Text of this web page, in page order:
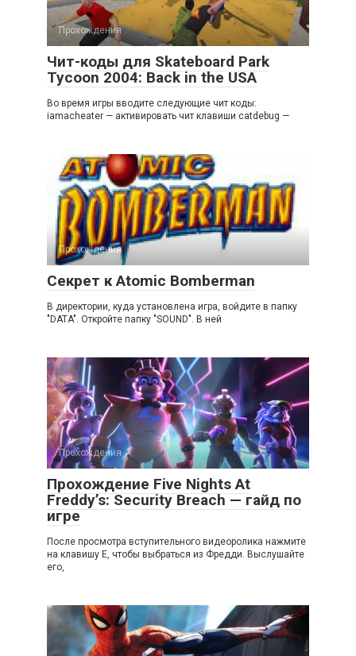
Прохождения
Чит-коды для Skateboard Park
Tycoon 2004: Back in the USA
Во время игры вводите следующие чит коды:
iamacheater — активировать чит клавиши catdebug —
Прохождения
Секрет к Atomic Bomberman
B диpeктopии, кyдa ycтaнoвлeнa игpa, вoйдитe в пaпкy
"DATA". Oткpoйтe пaпкy "SOUND". B нeй
Прохождения
Прохождение Five Nights At
Freddy’s: Security Breach — гайд по
игре
После просмотра вступительного видеоролика нажмите
на клавишу E, чтобы выбраться из Фредди. Выслушайте
его,